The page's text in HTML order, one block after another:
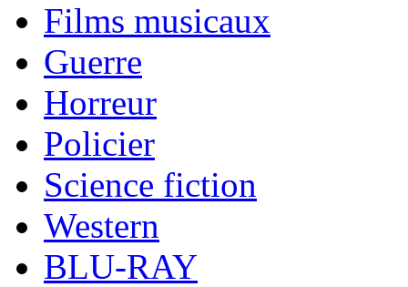
Films musicaux
Guerre
Horreur
Policier
Science fiction
Western
BLU-RAY